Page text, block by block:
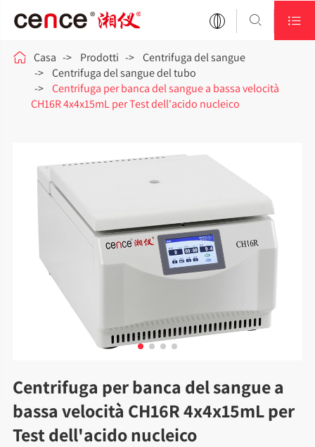
 
 Casa Prodotti
Centrifuga del sangue
Centrifuga del sangue del tubo
Centrifuga per banca del sangue a bassa velocità
CH16R 4x4x15mL per Test dell'acido nucleico
Centrifuga per banca del sangue a
bassa velocità CH16R 4x4x15mL per
Test dell'acido nucleico